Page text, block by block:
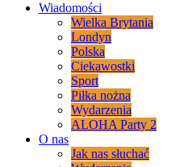
Wiadomości
Wielka Brytania
Londyn
Polska
Ciekawostki
Sport
Piłka nożna
Wydarzenia
ALOHA Party 2
O nas
Jak nas słuchać